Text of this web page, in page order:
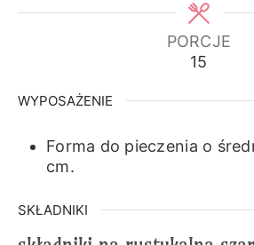
PORCJE
15
WYPOSAŻENIE
Forma do pieczenia o
cm.
SKŁADNIKI